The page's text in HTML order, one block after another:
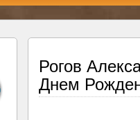
Рогов
Днем